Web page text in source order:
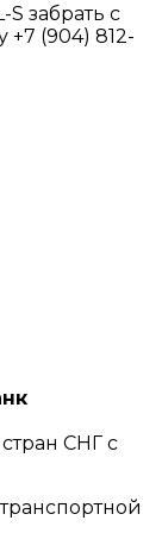
забрать с
(904) 812-
СНГ с